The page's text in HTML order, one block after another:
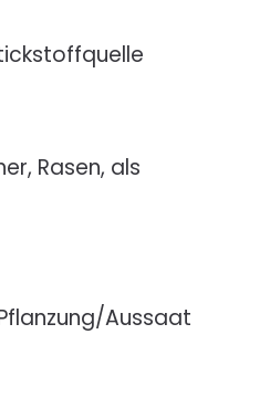
Rasen, als
Aussaat